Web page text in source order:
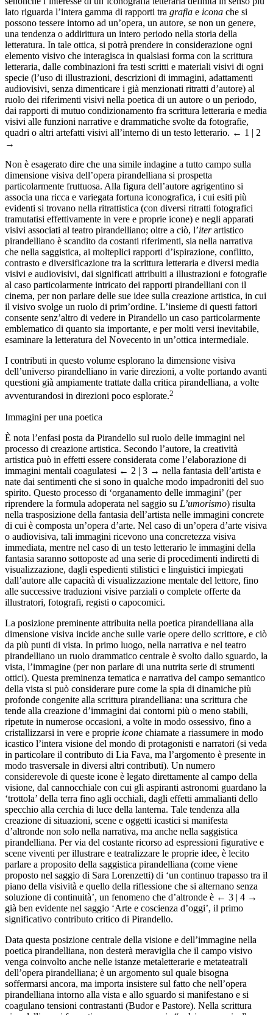
lato riguarda l’intera gamma di rapporti tra grafia e icona che si
possono tessere intorno ad un’opera, un autore, se non un genere,
una tendenza o addirittura un intero periodo nella storia della
letteratura. In tale ottica, si potrà prendere in considerazione ogni
elemento visivo che interagisca in qualsiasi forma con la scrittura
letteraria, dalle combinazioni fra testi scritti e materiali visivi di ogni
specie (l’uso di illustrazioni, descrizioni di immagini, adattamenti
audiovisivi, senza dimenticare i già menzionati ritratti d’autore) al
ruolo dei riferimenti visivi nella poetica di un autore o un periodo,
dai rapporti di mutuo condizionamento fra scrittura letteraria e media
visivi alle funzioni narrative e drammatiche svolte da fotografie,
quadri o altri artefatti visivi all’interno di un testo letterario. ← 1 | 2
→
Non è esagerato dire che una simile indagine a tutto campo sulla
dimensione visiva dell’opera pirandelliana si prospetta
particolarmente fruttuosa. Alla figura dell’autore agrigentino si
associa una ricca e variegata fortuna iconografica, i cui esiti più
evidenti si trovano nella ritrattistica (con diversi ritratti fotografici
tramutatisi effettivamente in vere e proprie icone) e negli apparati
visivi associati al teatro pirandelliano; oltre a ciò, l’iterartistico
pirandelliano è scandito da costanti riferimenti, sia nella narrativa
che nella saggistica, ai molteplici rapporti d’ispirazione, conflitto,
contrasto e diversificazione tra la scrittura letteraria e diversi media
visivi e audiovisivi, dai significati attribuiti a illustrazioni e fotografie
al caso particolarmente intricato dei rapporti pirandelliani con il
cinema, per non parlare delle sue idee sulla creazione artistica, in cui
il visivo svolge un ruolo di prim’ordine. L’insieme di questi fattori
consente senz’altro di vedere in Pirandello un caso particolarmente
emblematico di quanto sia importante, e per molti versi inevitabile,
esaminare la letteratura del Novecento in un’ottica intermediale.
I contributi in questo volume esplorano la dimensione visiva
dell’universo pirandelliano in varie direzioni, a volte portando avanti
questioni già ampiamente trattate dalla critica pirandelliana, a volte
avventurandosi in direzioni poco esplorate.2
Immagini per una poetica
È nota l’enfasi posta da Pirandello sul ruolo delle immagini nel
processo di creazione artistica. Secondo l’autore, la creatività
artistica può in effetti essere considerata come l’elaborazione di
immagini mentali coagulatesi ← 2 | 3 → nella fantasia dell’artista e
nate dai sentimenti che si sono in qualche modo impadroniti del suo
spirito. Questo processo di ‘organamento delle immagini’ (per
riprendere la formula adoperata nel saggio su L’umorismo) risulta
nella trasposizione della fantasia dell’artista nelle immagini concrete
di cui è composta un’opera d’arte. Nel caso di un’opera d’arte visiva
o audiovisiva, tali immagini ricevono una concretezza visiva
immediata, mentre nel caso di un testo letterario le immagini della
fantasia saranno sottoposte ad una serie di procedimenti indiretti di
visualizzazione, dagli espedienti stilistici e linguistici impiegati
dall’autore alle capacità di visualizzazione mentale del lettore, fino
alle successive traduzioni visive parziali o complete offerte da
illustratori, fotografi, registi o capocomici.
La posizione preminente attribuita nella poetica pirandelliana alla
dimensione visiva incide anche sulle varie opere dello scrittore, e ciò
da più punti di vista. In primo luogo, nella narrativa e nel teatro
pirandelliano un ruolo drammatico centrale è svolto dallo sguardo, la
vista, l’immagine (per non parlare di una nutrita serie di strumenti
ottici). Questa preminenza tematica e narrativa del campo semantico
della vista si può considerare pure come la spia di dinamiche più
profonde congenite alla scrittura pirandelliana: una scrittura che
tende alla creazione d’immagini dai contorni più o meno stabili,
ripetute in numerose occasioni, a volte in modo ossessivo, fino a
cristallizzarsi in vere e proprie icone chiamate a riassumere in modo
icastico l’intera visione del mondo di protagonisti e narratori (si veda
in particolare il contributo di Lia Fava, ma l’argomento è presente in
modo trasversale in diversi altri contributi). Un numero
considerevole di queste icone è legato direttamente al campo della
visione, dal cannocchiale con cui gli aspiranti astronomi guardano la
‘trottola’ della terra fino agli occhiali, dagli effetti ammalianti dello
specchio alla cerchia di luce della lanterna. Tale tendenza alla
creazione di situazioni, scene e oggetti icastici si manifesta
d’altronde non solo nella narrativa, ma anche nella saggistica
pirandelliana. Per via del costante ricorso ad espressioni figurative e
scene viventi per illustrare e teatralizzare le proprie idee, è lecito
parlare a proposito della saggistica pirandelliana (come viene
proposto nel saggio di Sara Lorenzetti) di ‘un continuo trapasso tra il
piano della visività e quello della riflessione che si alternano senza
soluzione di continuità’, un fenomeno che d’altronde è ← 3 | 4 →
già ben evidente nel saggio ‘Arte e coscienza d’oggi’, il primo
significativo contributo critico di Pirandello.
Data questa posizione centrale della visione e dell’immagine nella
poetica pirandelliana, non desterà meraviglia che il campo visivo
venga coinvolto anche nelle istanze metaletterarie e metateatrali
dell’opera pirandelliana; è un argomento sul quale bisogna
soffermarsi ancora, ma importa insistere sul fatto che nell’opera
pirandelliana intorno alla vista e allo sguardo si manifestano e si
coagulano tensioni contrastanti (Budor e Pastore). Nella scrittura